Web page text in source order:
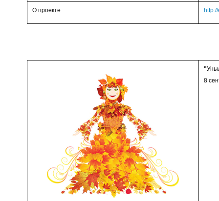
О проекте
"
8